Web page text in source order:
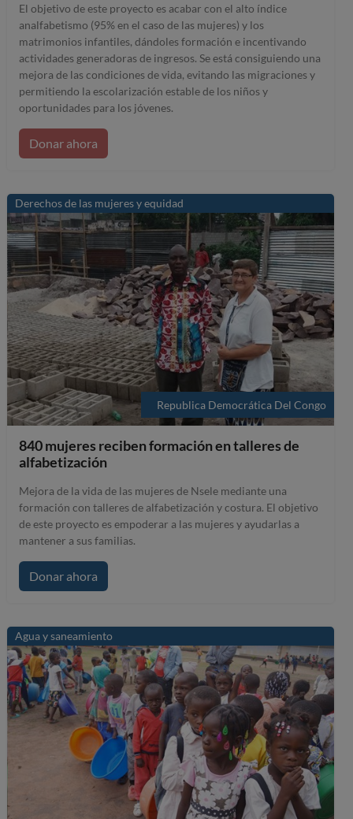
El objetivo de este proyecto es acabar con el alto índice
analfabetismo (95% en el caso de las mujeres) y los
matrimonios infantiles, dándoles formación e incentivando
actividades generadoras de ingresos. Se está consiguiendo una
mejora de las condiciones de vida, evitando las migraciones y
permitiendo la escolarización estable de los niños y
oportunidades para los jóvenes.
Donar ahora
Derechos de las mujeres y equidad
Republica Democrática Del Congo
840 mujeres reciben formación en talleres de
alfabetización
Mejora de la vida de las mujeres de Nsele mediante una
formación con talleres de alfabetización y costura. El objetivo
de este proyecto es empoderar a las mujeres y ayudarlas a
mantener a sus familias.
Donar ahora
Agua y saneamiento